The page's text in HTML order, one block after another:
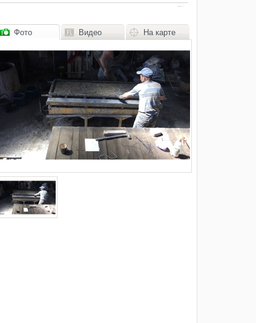
Фото Видео На карте